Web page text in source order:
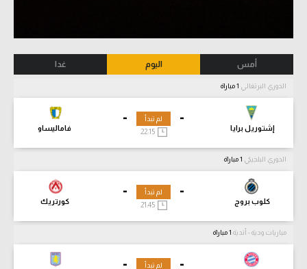
أمس اليوم غدا
الدوري البرتغالي
-
إشتوريل برايا
-
فاماليساو
لم تبدأ
22:15
الدوري البلجيكي
-
كلوب بروج
-
كورتريك
لم تبدأ
21:45
مباريات ودية - أندية
-
- لم تبدأ